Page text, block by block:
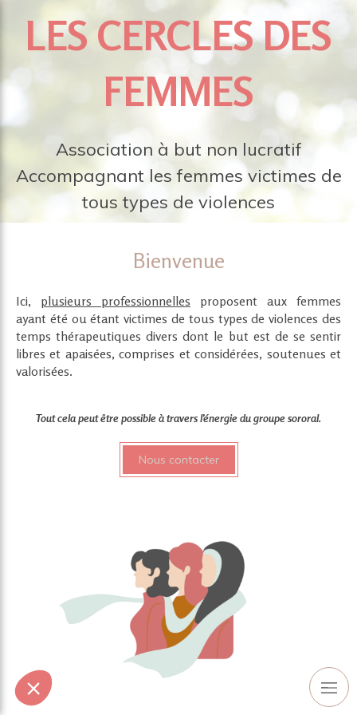
LES CERCLES DES
FEMMES
Association à but non lucratif
Accompagnant les femmes victimes de
tous types de violences
Bienvenue
Ici, plusieurs professionnelles proposent aux femmes
ayant été ou étant victimes de tous types de violences des
temps thérapeutiques divers dont le but est de se sentir
libres et apaisées, comprises et considérées, soutenues et
valorisées.
Tout cela peut être possible à traversl’énergie du groupe sororal.
Nous contacter